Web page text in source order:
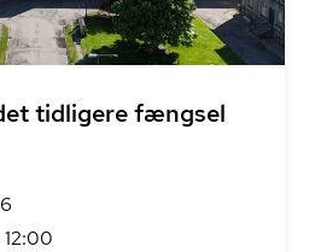
tidligere fængsel